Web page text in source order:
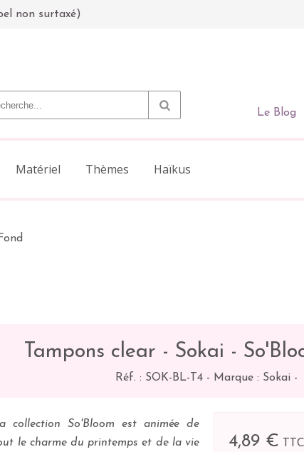
non surtaxé)
Le Blog
Matériel Thèmes Haïkus
Tampons clear - Sokai -
Réf. : SOK-BL-T4 - Marque : Sokai -
collection So'Bloom est animée de
le charme du printemps et de la vie
4,89 € TTC